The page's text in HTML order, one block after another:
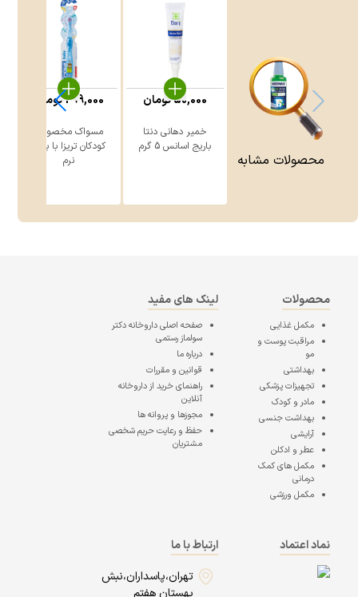
محصولات مشابه
خمیر دهانی دنتا
باریج اسانس 5 گرم
50,000تومان
مسواک مخصوص
کودکان تریزا با برس
نرم
299,000تومان
محصولات
مکمل غذایی
مراقبت پوست و
مو
بهداشتی
تجهیزات پزشکی
مادر و کودک
بهداشت جنسی
آرایشی
عطر و ادکلن
مکمل های کمک
درمانی
مکمل ورزشی
لینک های مفید
صفحه اصلیداروخانه دکتر
سولماز رستمی
درباره ما
قوانین و مقررات
راهنمای خرید از داروخانه
آنلاین
مجوزها و پروانه ها
حفظ و رعایت حریم شخصی
مشتریان
نماد اعتماد
ارتباط با ما
تهران،پاسداران،نبش
بهستان هفتم